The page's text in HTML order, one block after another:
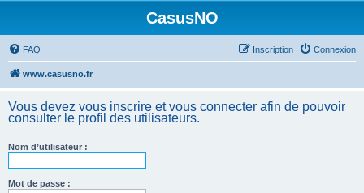
CasusNO
FAQ Connexion
Inscription
www.casusno.fr
Vous devez vous inscrire et vous connecter afin de pouvoir
consulter le profil des utilisateurs.
Nom d’utilisateur :
Mot de passe :